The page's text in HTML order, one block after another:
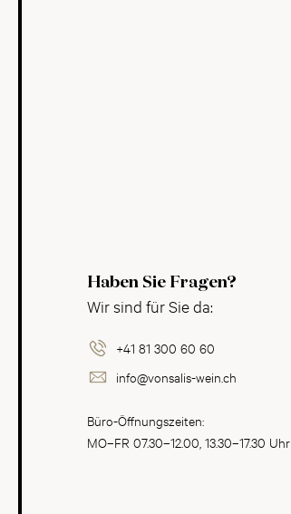
Haben Sie Fragen?
Wir sind für Sie da:
+41 81 300 60 60
info@vonsalis-wein.ch
Büro-Öffnungszeiten:
MO–FR 07.30–12.00, 13.30–17.30 Uhr